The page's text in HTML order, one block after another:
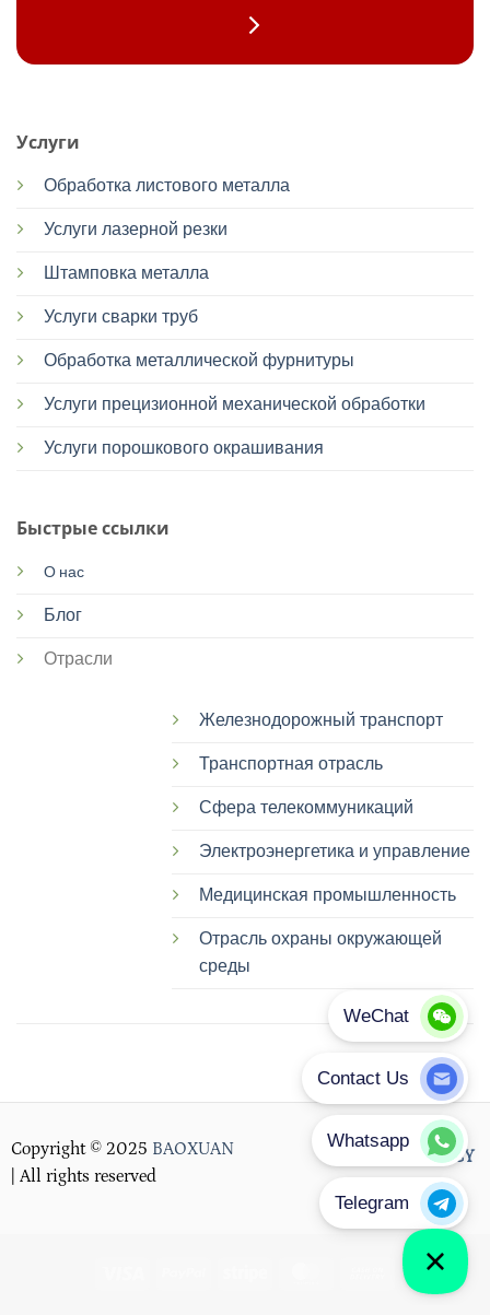
Услуги
Обработка листового металла
Услуги лазерной резки
Штамповка металла
Услуги сварки труб
Обработка металлической фурнитуры
Услуги прецизионной механической обработки
Услуги порошкового окрашивания
Быстрые ссылки
О нас
Блог
Отрасли
Железнодорожный транспорт
Транспортная отрасль
Сфера телекоммуникаций
Электроэнергетика и управление
Медицинская промышленность
Отрасль охраны окружающей
среды
Copyright © 2025 BAOXUAN
| All rights reserved
PRIVACY POLICY